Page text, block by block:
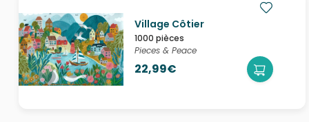
Village Côtier
1000 pièces
Pieces & Peace
22,99€